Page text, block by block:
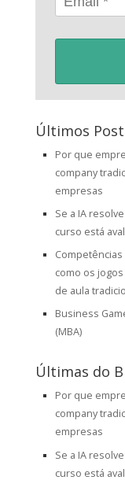
Últimos
Por que
company
empresas
Se a IA
curso está
como os
de aula
Business
(MBA)
Últimas do
Por que
company
empresas
Se a IA
curso está